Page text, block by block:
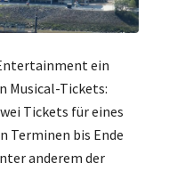
ein
Musical-Tickets:
Tickets für eines
Terminen bis Ende
anderem der